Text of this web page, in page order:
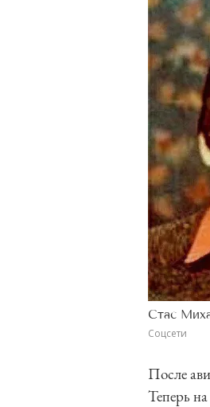
Стас
Соцсети
После
Теперь